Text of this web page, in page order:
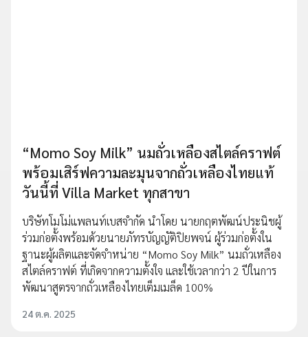
“Momo Soy Milk” นมถั่วเหลืองสไตล์คราฟต์
พร้อมเสิร์ฟความละมุนจากถั่วเหลืองไทยแท้
วันนี้ที่ Villa Market ทุกสาขา
บริษัทโมโม่แพลนท์เบสจำกัด นำโดย นายกฤตพัฒน์ประนิชผู้
ร่วมก่อตั้งพร้อมด้วยนายภัทรบัญญัติปิยพจน์ ผู้ร่วมก่อตั้งใน
ฐานะผู้ผลิตและจัดจำหน่าย “Momo Soy Milk” นมถั่วเหลือง
สไตล์คราฟต์ ที่เกิดจากความตั้งใจ และใช้เวลากว่า 2 ปีในการ
พัฒนาสูตรจากถั่วเหลืองไทยเต็มเมล็ด 100%
24 ต.ค. 2025